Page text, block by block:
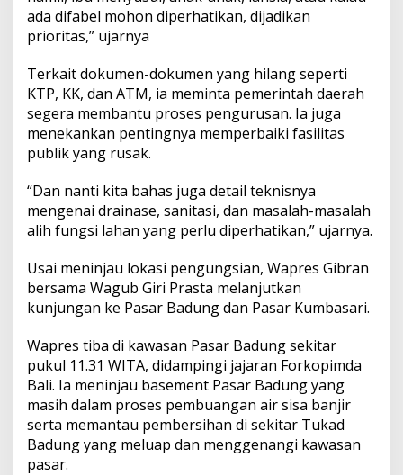
ada difabel mohon diperhatikan, dijadikan
prioritas,” ujarnya
Terkait dokumen-dokumen yang hilang seperti
KTP, KK, dan ATM, ia meminta pemerintah daerah
segera membantu proses pengurusan. Ia juga
menekankan pentingnya memperbaiki fasilitas
publik yang rusak.
“Dan nanti kita bahas juga detail teknisnya
mengenai drainase, sanitasi, dan masalah-masalah
alih fungsi lahan yang perlu diperhatikan,” ujarnya.
Usai meninjau lokasi pengungsian, Wapres Gibran
bersama Wagub Giri Prasta melanjutkan
kunjungan ke Pasar Badung dan Pasar Kumbasari.
Wapres tiba di kawasan Pasar Badung sekitar
pukul 11.31 WITA, didampingi jajaran Forkopimda
Bali. Ia meninjau basement Pasar Badung yang
masih dalam proses pembuangan air sisa banjir
serta memantau pembersihan di sekitar Tukad
Badung yang meluap dan menggenangi kawasan
pasar.